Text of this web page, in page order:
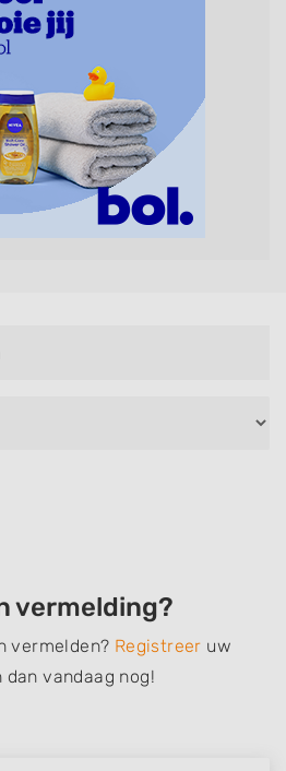
knippen, föhnen en kleuren,
balyage, invlechten,
een
make-up & visagie,
het trimmen van
kunt de zoekresultaten
de specialisatie filter en u
vermelding?
vermelden? Registreer uw
dan vandaag nog!